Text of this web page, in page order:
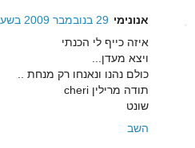
אנונימי 29 בנובמבר 2009 בשעה 1:42
איזה כייף לי הכנתי
ויצא מעדן...
כולם נהנו ונאנחו רק מנחת ..
תודה מרילין cheri
שונט
השב